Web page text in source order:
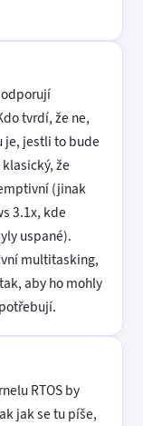
tvrdí, že ne,
je, jestli to bude
že
(jinak
3.1x, kde
uspané).
multitasking,
aby ho mohly
RTOS by
jak se tu píše,